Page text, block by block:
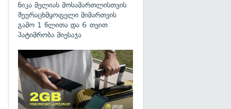
ნიკა მელიას მოსამართლისთვის
შეურაცხმყოფელი მიმართვის
გამო 1 წლითა და 6 თვით
პატიმრობა მიესაჯა